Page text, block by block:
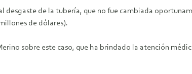
desgaste de la tubería, que no fue cambiada
de dólares).
sobre este caso, que ha brindado la atención